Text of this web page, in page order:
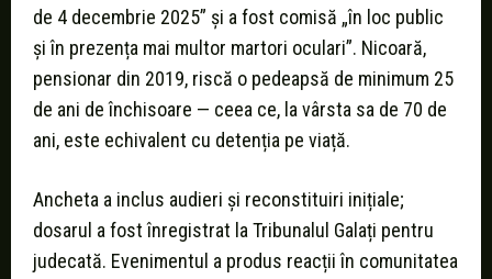
de 4 decembrie 2025” și a fost comisă „în loc public
și în prezența mai multor martori oculari”. Nicoară,
pensionar din 2019, riscă o pedeapsă de minimum 25
de ani de închisoare — ceea ce, la vârsta sa de 70 de
ani, este echivalent cu detenția pe viață.
Ancheta a inclus audieri și reconstituiri inițiale;
dosarul a fost înregistrat la Tribunalul Galați pentru
judecată. Evenimentul a produs reacții în comunitatea